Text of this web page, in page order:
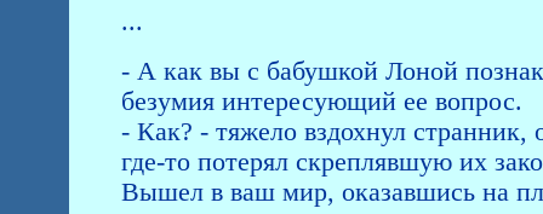
...
- А как вы с бабушкой Лоной
безумия интересующий ее вопрос.
- Как? - тяжело вздохнул странник,
где-то потерял скреплявшую их
Вышел в ваш мир, оказавшись на